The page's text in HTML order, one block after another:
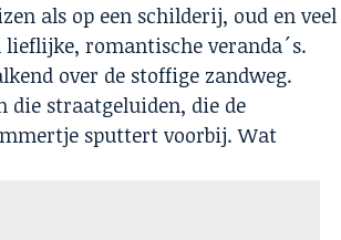
als op een schilderij, oud en veel
romantische veranda´s.
over de stoffige zandweg.
die straatgeluiden, die de
sputtert voorbij. Wat